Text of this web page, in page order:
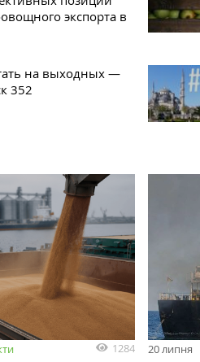
экспорта в
на выходных —
352
1284 20 липня